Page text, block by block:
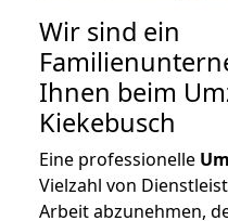
Wir sind ein
Ihnen beim
Kiekebusch
Eine professionelle
Vielzahl von
Arbeit abzunehmen,